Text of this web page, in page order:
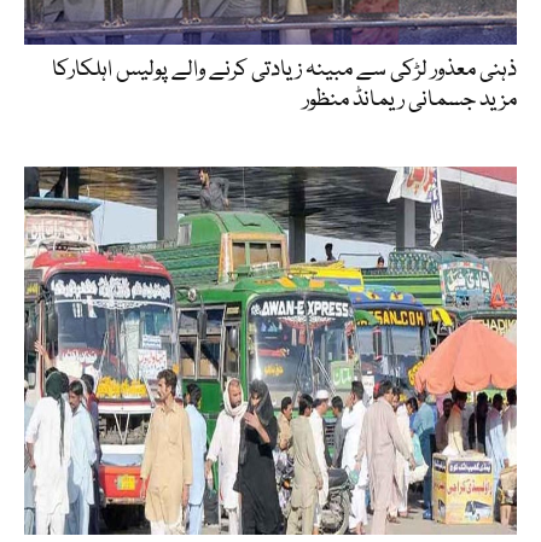
ذہنی معذور لڑکی سے مبینہ زیادتی کرنے والے پولیس اہلکارکا
مزید جسمانی ریمانڈ منظور